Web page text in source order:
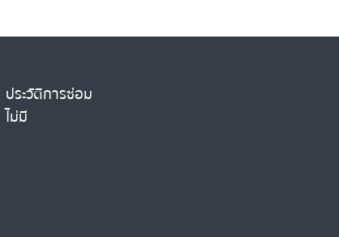
ประวัติการซ่อม
ไม่มี